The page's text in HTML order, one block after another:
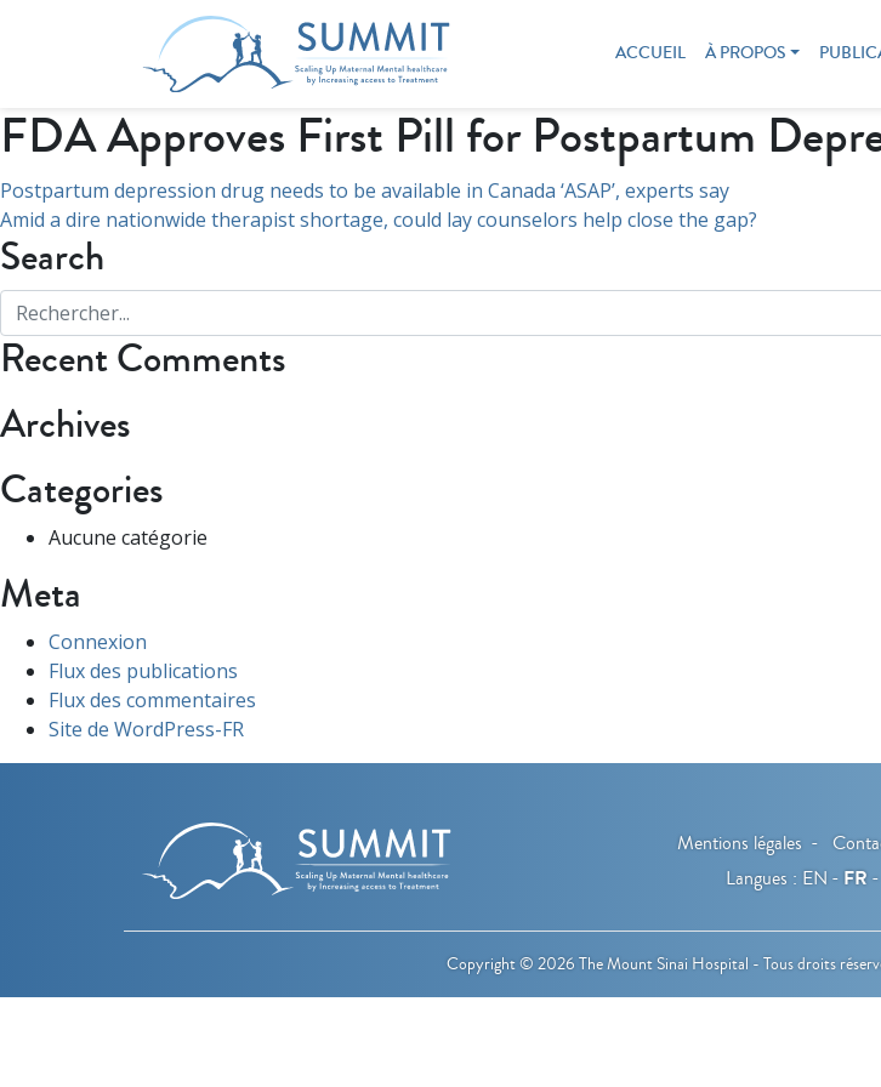
ACCUEIL À PROPOS
FDA Approves First Pill for Postpartum
Navigation
de
l’article
Postpartum depression drug needs to be available in Canada ‘ASAP’, experts say
Amid a dire nationwide therapist shortage, could lay counselors help close the gap?
Search
Recent Comments
Archives
Categories
Aucune catégorie
Meta
Connexion
Flux des publications
Flux des commentaires
Site de WordPress-FR
Mentions légales
Langues : EN FR
Copyright © 2026 The Mount Sinai Hospital - Tous droits